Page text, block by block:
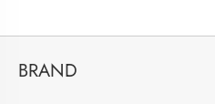
BRAND